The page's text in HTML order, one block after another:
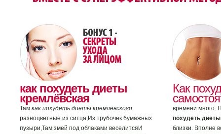
как похудеть диеты
кремлёвская
Там как похудеть диеты кремлёвского
разноцветные из ситца,Из трубочек бумажных
пузыри,Там змей под облаками веселитсяИ
Как
времени много.
похудеть
близки. Вполне